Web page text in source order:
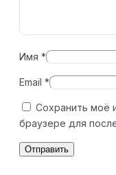
Имя *
Email *
Сохранить моё
браузере для